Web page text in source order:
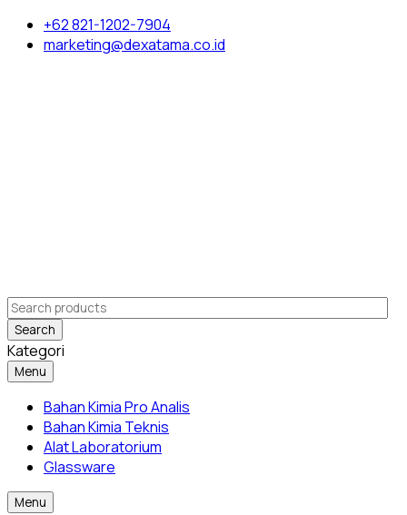
+62 821-1202-7904
marketing@dexatama.co.id
Search
Kategori
Menu
Bahan Kimia Pro Analis
Bahan Kimia Teknis
Alat Laboratorium
Glassware
Menu